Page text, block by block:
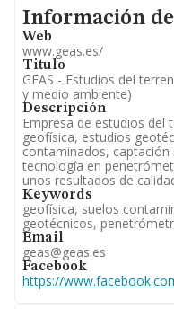
Información oficial
Informacion de su
Información
Web
www.geas.es/
Titulo
GEAS - Estudios del
y medio ambiente)
Descripción
Empresa de estudios del
geofísica, estudios
contaminados,
tecnología en
unos resultados de
Keywords
geofísica, suelos
geotécnicos,
Email
geas@geas.es
Facebook
https://